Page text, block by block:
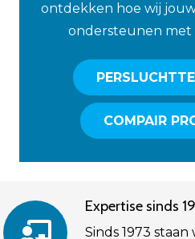
ontdekken hoe wij
ondersteunen met
COMPAIR
Expertise sinds
Sinds 1973